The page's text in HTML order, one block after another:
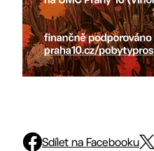
Sdílet na Facebooku